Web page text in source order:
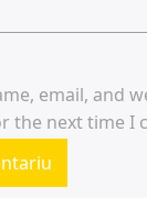
email, and
the next time I